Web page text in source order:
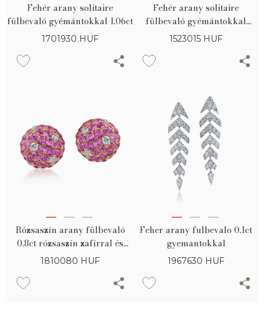
Fehér arany solitaire
fülbevaló gyémántokkal 1.06ct
1701930 HUF
Fehér arany solitaire
fülbevaló gyémántokkal
0.88ct
1523015 HUF
Rózsaszín arany fülbevaló
0.8ct rózsaszín zafírral és
0.1ct gyémánttal
1810080 HUF
Feher arany fulbevalo 0.1ct
gyemantokkal
1967630 HUF